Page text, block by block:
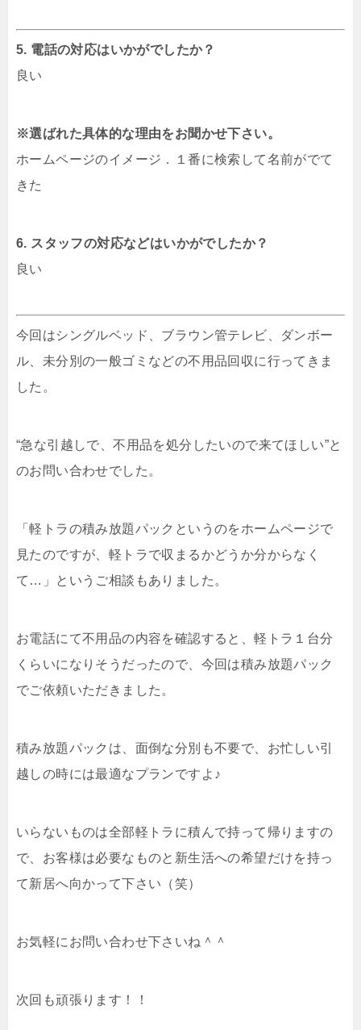
5. 電話の対応はいかがでしたか？
良い
※選ばれた具体的な理由をお聞かせ下さい。
ホームページのイメージ．１番に検索して名前がでて
きた
6. スタッフの対応などはいかがでしたか？
良い
今回はシングルベッド、ブラウン管テレビ、ダンボー
ル、未分別の一般ゴミなどの不用品回収に行ってきま
した。
“急な引越しで、不用品を処分したいので来てほしい”と
のお問い合わせでした。
「軽トラの積み放題パックというのをホームページで
見たのですが、軽トラで収まるかどうか分からなく
て…」というご相談もありました。
お電話にて不用品の内容を確認すると、軽トラ１台分
くらいになりそうだったので、今回は積み放題パック
でご依頼いただきました。
積み放題パックは、面倒な分別も不要で、お忙しい引
越しの時には最適なプランですよ♪
いらないものは全部軽トラに積んで持って帰りますの
で、お客様は必要なものと新生活への希望だけを持っ
て新居へ向かって下さい（笑）
お気軽にお問い合わせ下さいね＾＾
次回も頑張ります！！